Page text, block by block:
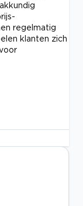
regelmatig
klanten zich